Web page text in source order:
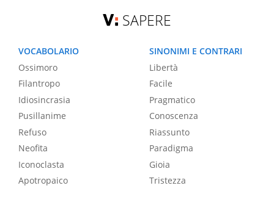
SAPERE
VOCABOLARIO
Ossimoro
Filantropo
Idiosincrasia
Pusillanime
Refuso
Neofita
Iconoclasta
Apotropaico
SINONIMI E CONTRARI
Libertà
Facile
Pragmatico
Conoscenza
Riassunto
Paradigma
Gioia
Tristezza